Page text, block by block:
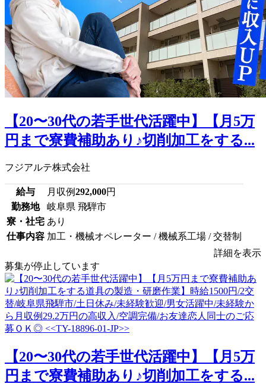
【20〜30代の若手世代活躍中】【月5万
円まで寮費補助あり♪切削加工をする...
フジアルテ株式会社
給与 月収例292,000円
勤務地
岐阜県 飛騨市
寮・社宅 あり
仕事内容 加工・機械オペレーター / 機械系工場 / 交替制
詳細を表示
募集が停止しています
【20〜30代の若手世代活躍中】【月5万
円まで寮費補助あり♪切削加工をする...